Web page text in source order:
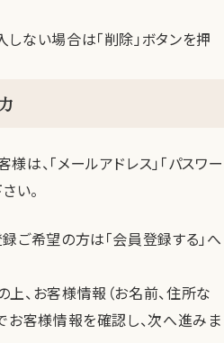
ない場合は「削除」ボタンを押
、「メールアドレス」「パスワー
い。
ご希望の方は「会員登録する」へ
、お客様情報（お名前、住所な
お客様情報を確認し、次へ進みま